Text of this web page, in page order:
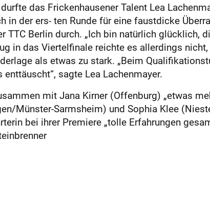
das Frickenhausener Talent Lea
in der ers- ten Runde für eine faustdicke
TTC Berlin durch. „Ich bin natürlich glücklich,
in das Viertelfinale reichte es allerdings
als etwas zu stark. „Beim
sagte Lea Lachenmayer.
mit Jana Kirner (Offenburg) „etwas
Münster-Sarmsheim) und Sophia Klee
bei ihrer Premiere „tolle Erfahrungen